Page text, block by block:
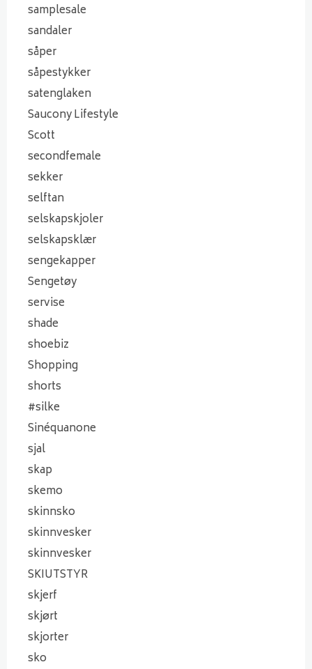
samplesale
sandaler
såper
såpestykker
satenglaken
Saucony Lifestyle
Scott
secondfemale
sekker
selftan
selskapskjoler
selskapsklær
sengekapper
Sengetøy
servise
shade
shoebiz
Shopping
shorts
#silke
Sinéquanone
sjal
skap
skemo
skinnsko
skinnvesker
skinnvesker
SKIUTSTYR
skjerf
skjørt
skjorter
sko